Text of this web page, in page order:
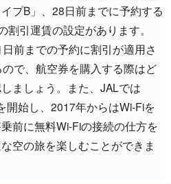
プB」、28日前までに予約する
割引運賃の設定があります。
前までの予約に割引が適用さ
で、航空券を購入する際はど
ましょう。また、JALでは
開始し、2017年からはWi-Fiを
前に無料Wi-Fiの接続の仕方を
空の旅を楽しむことができま